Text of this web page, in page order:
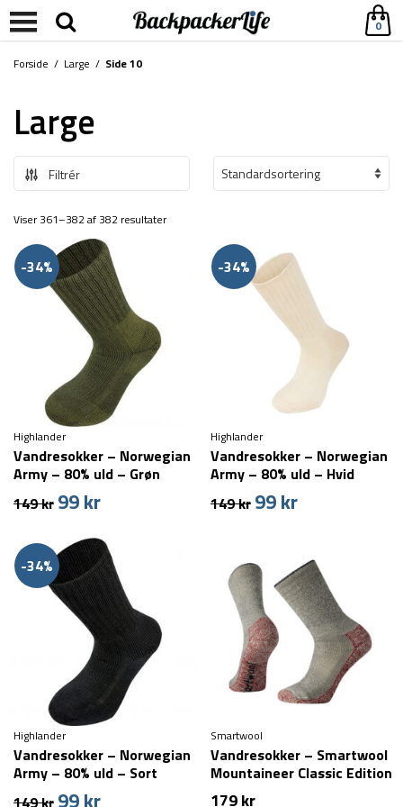
0
Forside / Large / Side 10
Large
Filtrér
Viser 361–382 af 382 resultater
-34%
Highlander
Vandresokker – Norwegian
Army – 80% uld – Grøn
149kr Den
pris
var:
149 kr.
99krDen
pris
er:
99 kr.
-34%
Highlander
Vandresokker – Norwegian
Army – 80% uld – Hvid
149kr Den
var:
149 kr.
99krDen
er:
99 kr.
-34%
Highlander
Vandresokker – Norwegian
Army – 80% uld – Sort
149kr Den
99krDen
Smartwool
Vandresokker – Smartwool
Mountaineer Classic Edition
– Grå/Rød
179kr